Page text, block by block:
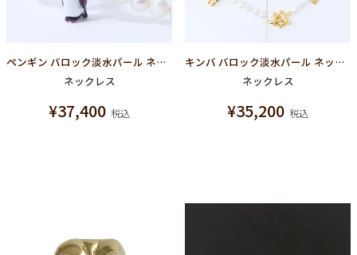
ペンギン バロック淡水パール ネックレス
ネックレス
¥37,400 税込
キンバ バロック淡水パール ネックレス
ネックレス
¥35,200 税込